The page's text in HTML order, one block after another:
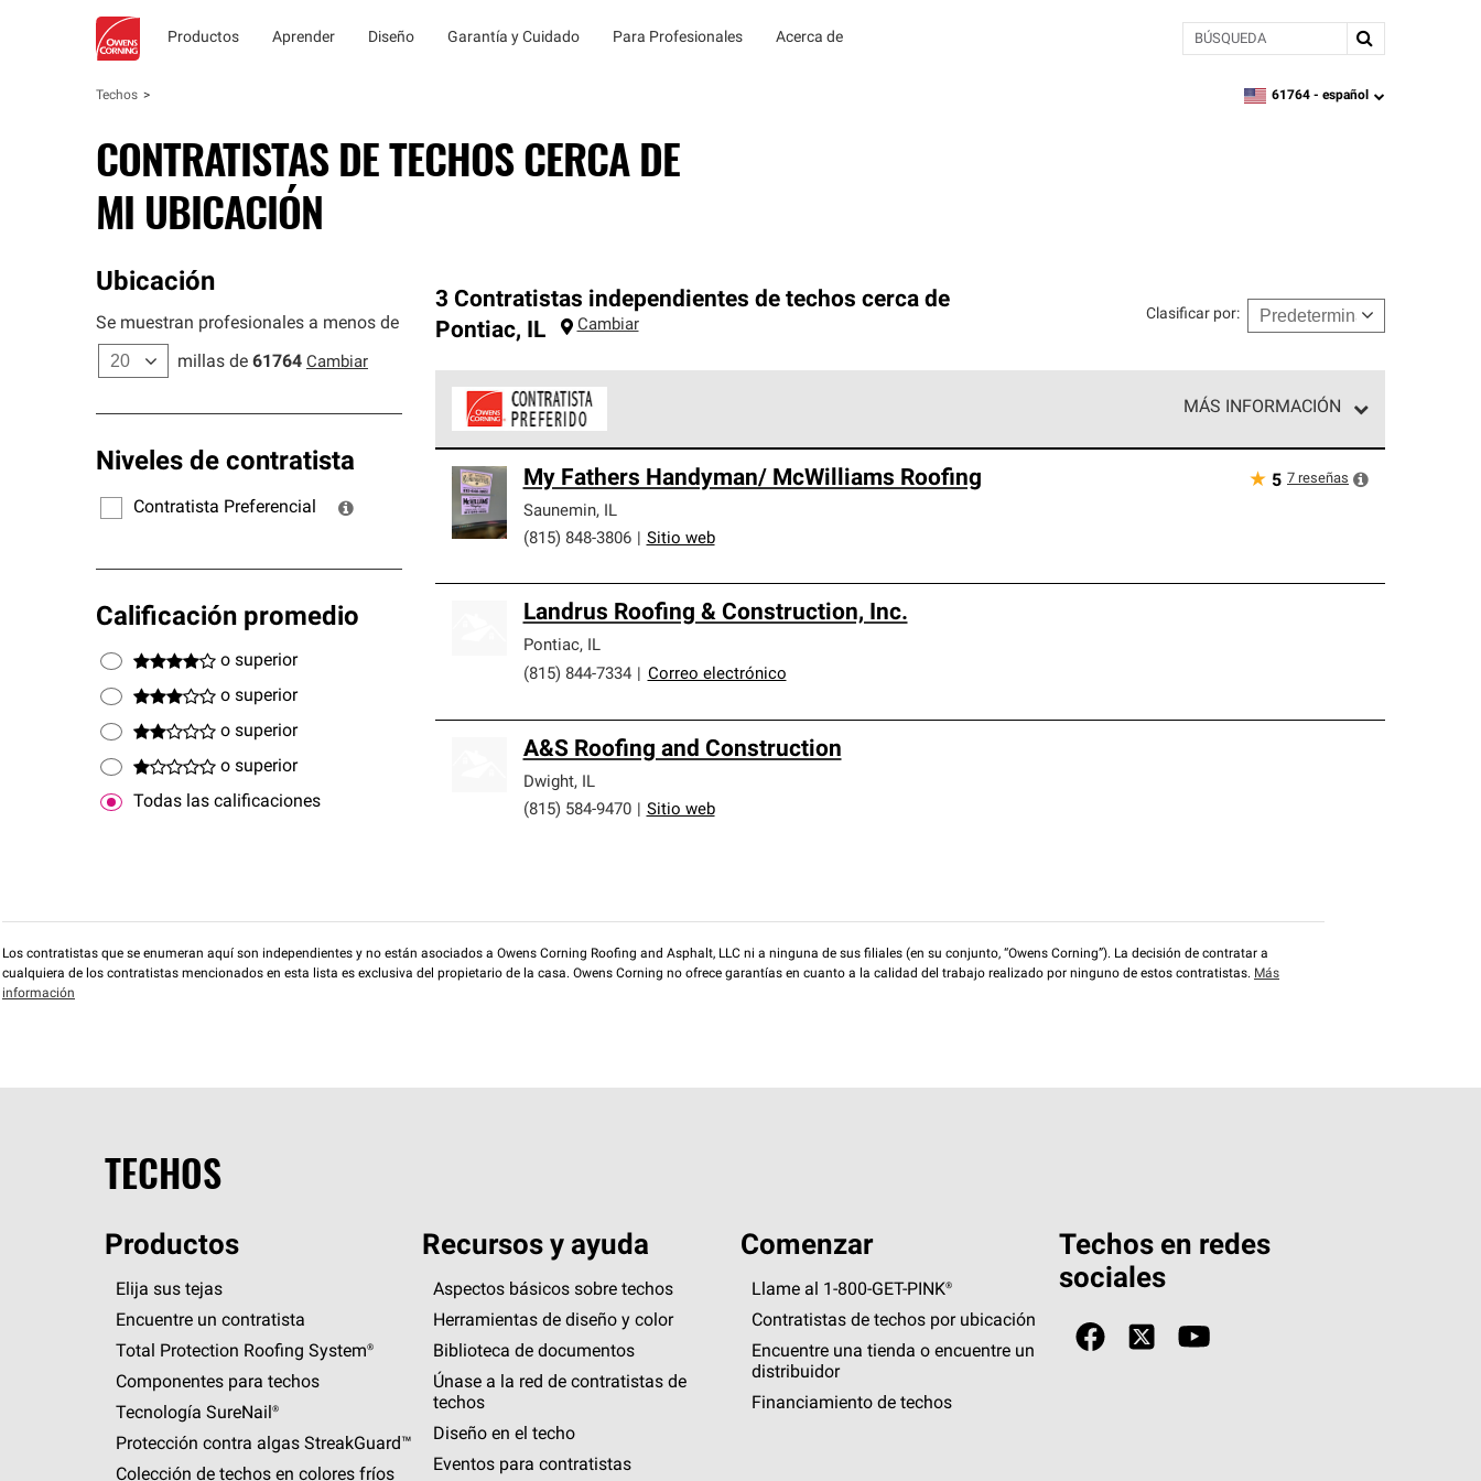
Productos Aprender Diseño Garantía y Cuidado Para Profesionales Acerca de BÚSQUEDA
Techos zipcode,language
61764 - español
CONTRATISTAS DE TECHOS CERCA DE
MI UBICACIÓN
Ubicación
Se muestran profesionales a menos de
millas de 61764 Cambiar
Niveles de contratista
Contratista Preferencial
Calificación promedio
o superior
o superior
o superior
o superior
Todas las calificaciones
3 Contratistas independientes de techos cerca de
Pontiac, IL Cambiar
Clasificar por:
MÁS INFORMACIÓN
cumplen con altos estándares y requisitos estrictos de profesionalismo y confiabilidad.
My Fathers Handyman/ McWilliams Roofing
Saunemin,
IL
(815) 848-3806
Sitio web
★ 5 7 reseñas
Landrus Roofing & Construction, Inc.
Pontiac,
IL
(815) 844-7334
Correo electrónico
A&S Roofing and Construction
Dwight,
IL
(815) 584-9470
Sitio web
Los contratistas que se enumeran aquí son independientes y no están asociados a Owens Corning Roofing and Asphalt, LLC ni a ninguna de sus filiales (en su conjunto, “Owens Corning”). La decisión de contratar a
cualquiera de los contratistas mencionados en esta lista es exclusiva del propietario de la casa. Owens Corning no ofrece garantías en cuanto a la calidad del trabajo realizado por ninguno de estos contratistas. Más
información
TECHOS
Productos
Elija sus tejas
Encuentre un contratista
Total Protection Roofing System®
Componentes para techos
Tecnología SureNail®
Protección contra algas StreakGuard™
Colección de techos en colores fríos
Recursos y ayuda
Aspectos básicos sobre techos
Herramientas de diseño y color
Biblioteca de documentos
Únase a la red de contratistas de
techos
Diseño en el techo
Eventos para contratistas
Comenzar
Llame al 1-800-GET -PINK®
Contratistas de techos por ubicación
Encuentre una tienda o encuentre un
distribuidor
Financiamiento de techos
Techos en redes
sociales